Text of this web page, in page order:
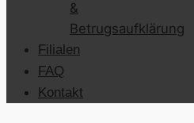
&
Betrugsaufklärung
Filialen
FAQ
Kontakt